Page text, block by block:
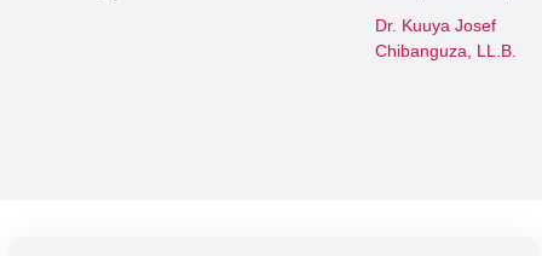
Dr. Kuuya Josef
Chibanguza, LL.B.